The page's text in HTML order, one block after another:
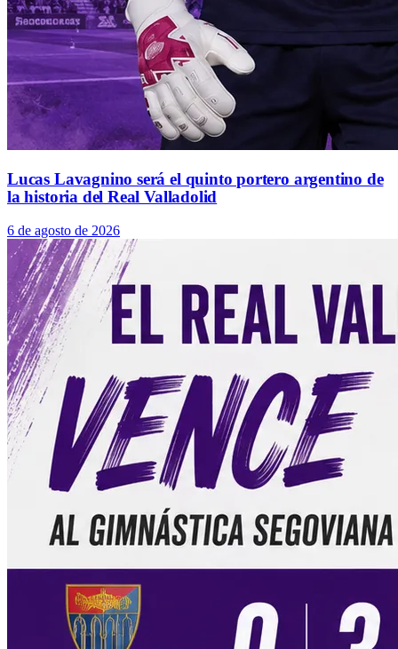
Lucas Lavagnino será el quinto portero argentino de
la historia del Real Valladolid
6 de agosto de 2026